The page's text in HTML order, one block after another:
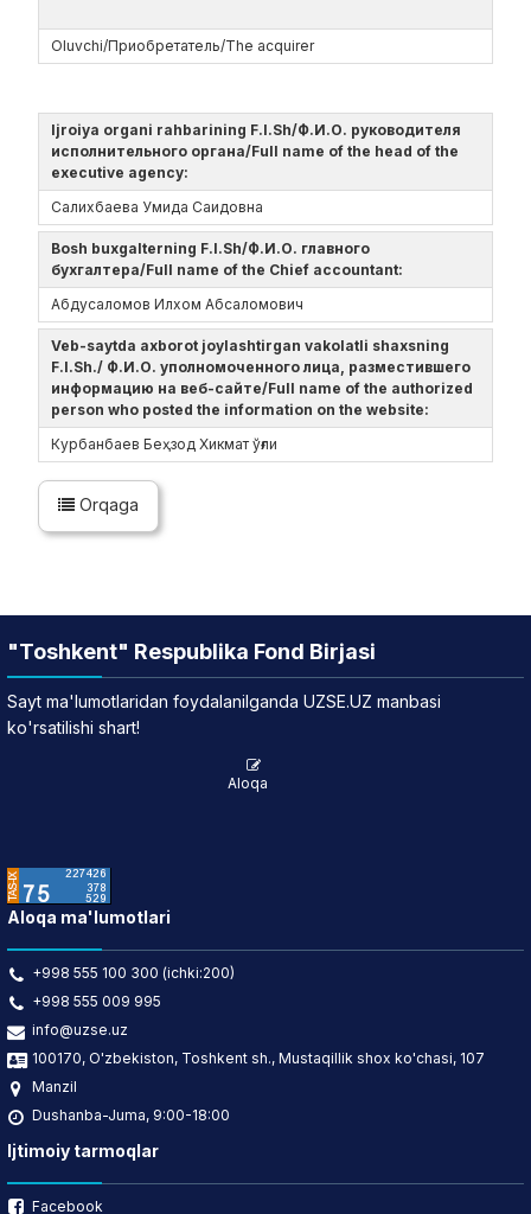
Oluvchi/Приобретатель/The acquirer
Ijroiya organi rahbarining F.I.Sh/Ф.И.О. руководителя
исполнительного органа/Full name of the head of the
executive agency:
Салихбаева Умида Саидовна
Bosh buxgalterning F.I.Sh/Ф.И.О. главного
бухгалтера/Full name of the Chief accountant:
Абдусаломов Илхом Абсаломович
Veb-saytda axborot joylashtirgan vakolatli shaxsning
F.I.Sh./ Ф.И.О. уполномоченного лица, разместившего
информацию на веб-сайте/Full name of the authorized
person who posted the information on the website:
Курбанбаев Беҳзод Хикмат ўғли
Orqaga
"Toshkent" Respublika Fond Birjasi
Sayt ma'lumotlaridan foydalanilganda UZSE.UZ manbasi
ko'rsatilishi shart!
Aloqa
Aloqa ma'lumotlari
+998 555 100 300 (ichki:200)
+998 555 009 995
info@uzse.uz
100170, O'zbekiston, Toshkent sh., Mustaqillik shox ko'chasi, 107
Manzil
Dushanba-Juma, 9:00-18:00
Ijtimoiy tarmoqlar
Facebook